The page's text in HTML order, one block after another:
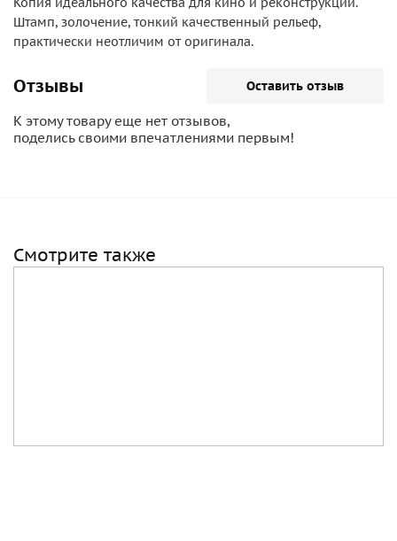
Штамп, золочение, тонкий качественный рельеф,
практически неотличим от оригинала.
Отзывы Оставить отзыв
К этому товару еще нет отзывов,
поделись своими впечатлениями первым!
Смотрите также